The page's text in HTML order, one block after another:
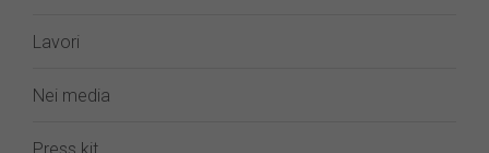
Lavori
Nei media